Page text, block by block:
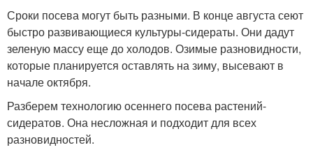
Сроки посева могут быть разными. В конце августа сеют
быстро развивающиеся культуры-сидераты. Они дадут
зеленую массу еще до холодов. Озимые разновидности,
которые планируется оставлять на зиму, высевают в
начале октября.
Разберем технологию осеннего посева растений-
сидератов. Она несложная и подходит для всех
разновидностей.